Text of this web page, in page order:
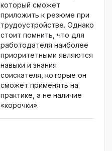
который сможет
приложить к резюме при
трудоустройстве. Однако
стоит помнить, что для
работодателя наиболее
приоритетными являются
навыки и знания
соискателя, которые он
сможет применять на
практике, а не наличие
«корочки».